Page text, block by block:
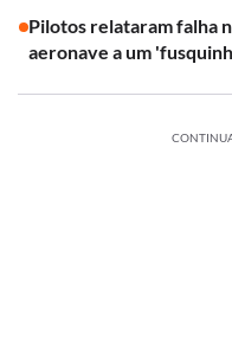
Pilotos relataram falha
aeronave a um